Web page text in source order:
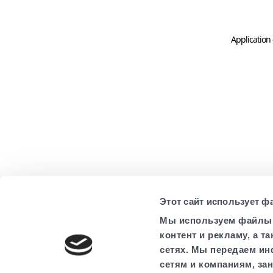
Этот сайт использует
Мы используем файлы
контент и рекламу, а
сетях. Мы передаем
сетям и компаниям,
Application